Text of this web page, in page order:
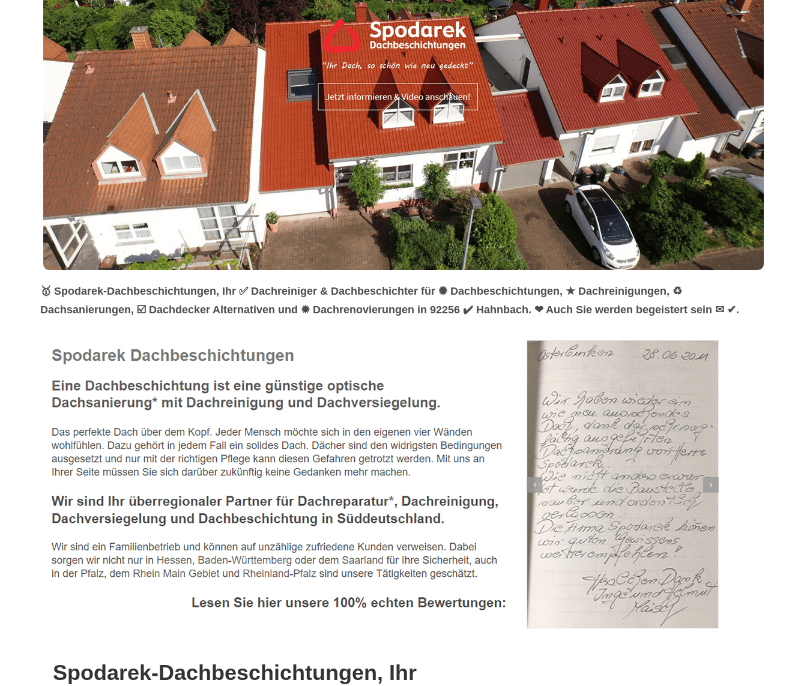
🥇 Spodarek-Dachbeschichtungen, Ihr ✅ Dachreiniger & Dachbeschichter für ✺ Dachbeschichtungen, ★ Dachreinigungen, ♻
Dachsanierungen, ☑️ Dachdecker Alternativen und ✹ Dachrenovierungen in 92256 ✔️ Hahnbach. ❤ Auch Sie werden begeistert sein ✉ ✔.
Spodarek-Dachbeschichtungen, Ihr